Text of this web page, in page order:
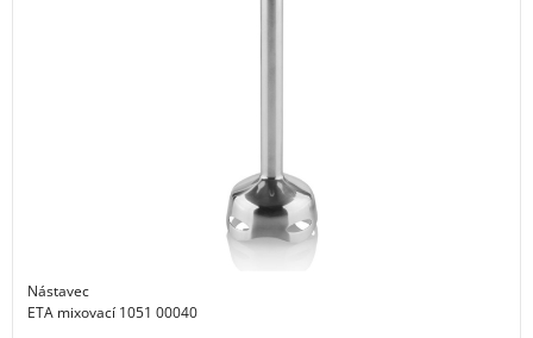
Nástavec
ETA mixovací 1051 00040